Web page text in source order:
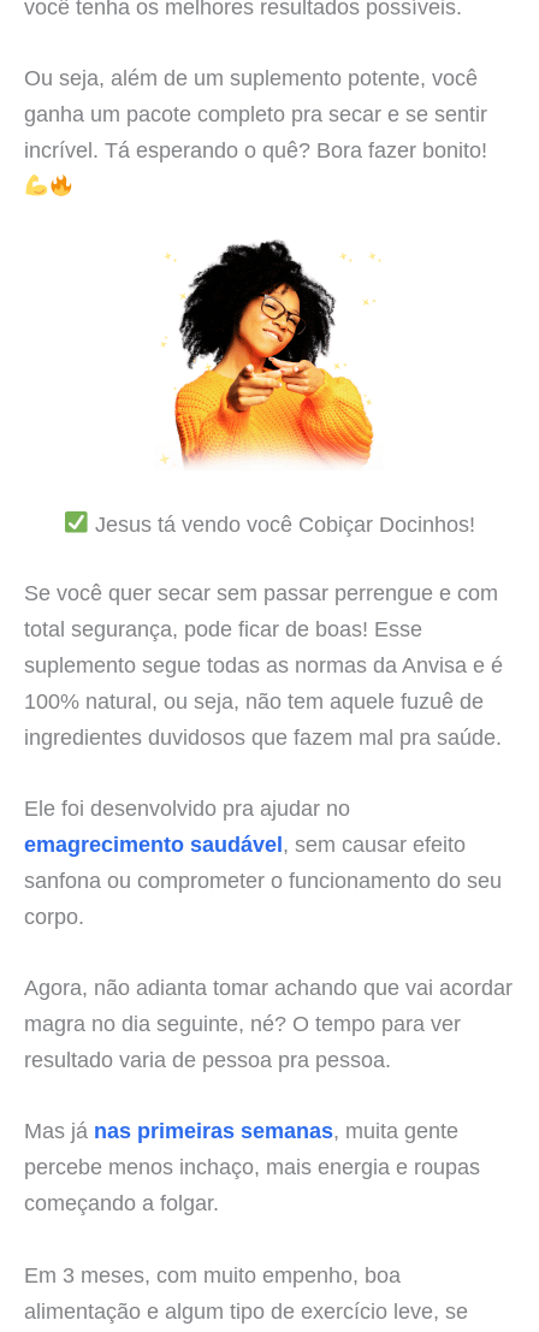
você tenha os melhores resultados possíveis.
Ou seja, além de um suplemento potente, você
ganha um pacote completo pra secar e se sentir
incrível. Tá esperando o quê? Bora fazer bonito!
Jesus tá vendo você Cobiçar Docinhos!
Se você quer secar sem passar perrengue e com
total segurança, pode ficar de boas! Esse
suplemento segue todas as normas da Anvisa e é
100% natural, ou seja, não tem aquele fuzuê de
ingredientes duvidosos que fazem mal pra saúde.
Ele foi desenvolvido pra ajudar no
emagrecimento saudável, sem causar efeito
sanfona ou comprometer o funcionamento do seu
corpo.
Agora, não adianta tomar achando que vai acordar
magra no dia seguinte, né? O tempo para ver
resultado varia de pessoa pra pessoa.
Mas já nas primeiras semanas, muita gente
percebe menos inchaço, mais energia e roupas
começando a folgar.
Em 3 meses, com muito empenho, boa
alimentação e algum tipo de exercício leve, se